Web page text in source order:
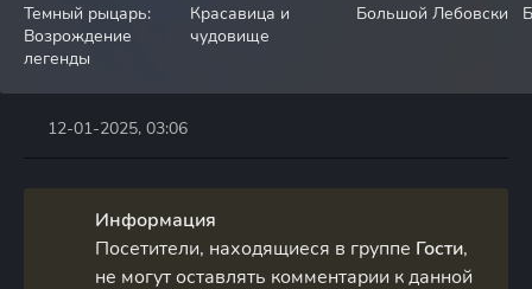
Темный рыцарь:
Возрождение
легенды
Красавица и
чудовище
Большой Лебовски
12-01-2025, 03:06
Информация
Посетители, находящиеся в группе Гости,
не могут оставлять комментарии к данной